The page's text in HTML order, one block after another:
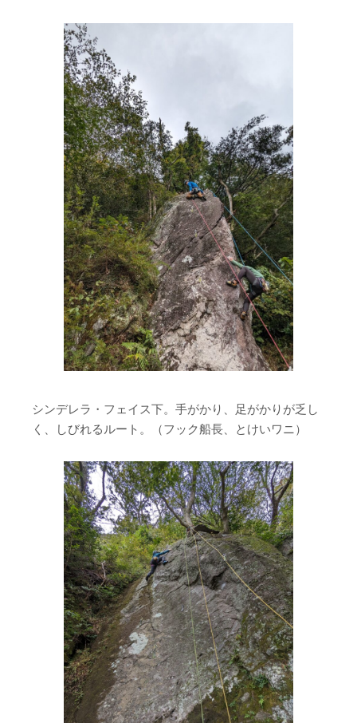
シンデレラ・フェイス下。手がかり、足がかりが乏し
く、しびれるルート。（フック船長、とけいワニ）